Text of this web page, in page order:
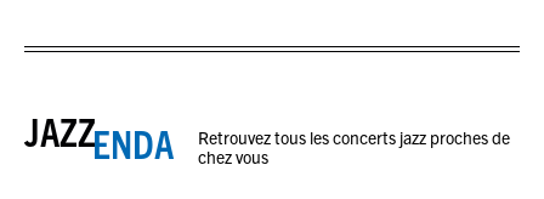
JAZZENDA
Retrouvez tous les concerts jazz proches de
chez vous